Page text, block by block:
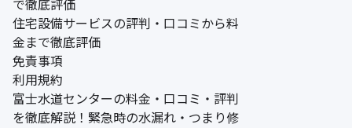
住宅設備サービスの評判・口コミから料
金まで徹底評価
免責事項
利用規約
富士水道センターの料金・口コミ・評判
を徹底解説！緊急時の水漏れ・つまり修